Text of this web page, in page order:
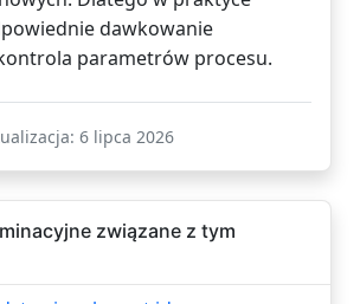
dawkowanie
parametrów procesu.
6 lipca 2026
związane z tym